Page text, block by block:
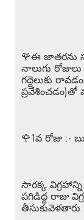
🌹ఈ జాతరను
నాలుగు
గద్దెలుకు
ప్రవేశించడం)తో
🌹1వ రోజు :-
సారక్క
పగిడిద్ద రాజు
తీసుకువెళతారు.